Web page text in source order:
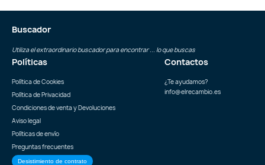
Buscador
Utiliza el extraordinario buscador para encontrar ... lo que buscas
Políticas
Política de Cookies
Política de Privacidad
Condiciones de venta y Devoluciones
Aviso legal
Políticas de envío
Preguntas frecuentes
Desistimiento de contrato
Contactos
¿Te ayudamos?
info@elrecambio.es